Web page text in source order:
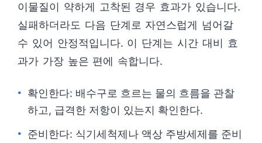
이물질이 약하게 고착된 경우 효과가 있습니다.
실패하더라도 다음 단계로 자연스럽게 넘어갈
수 있어 안정적입니다. 이 단계는 시간 대비 효
과가 가장 높은 편에 속합니다.
확인한다: 배수구로 흐르는 물의 흐름을 관찰
하고, 급격한 저항이 있는지 확인한다.
준비한다: 식기세척제나 액상 주방세제를 준비